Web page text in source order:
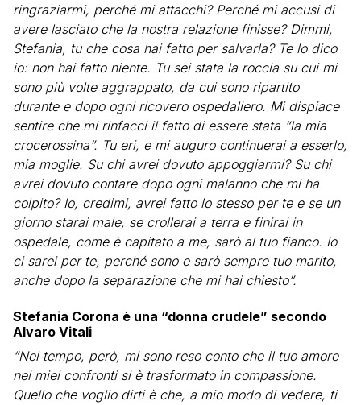
ringraziarmi, perché mi attacchi? Perché mi accusi di
avere lasciato che la nostra relazione finisse? Dimmi,
Stefania, tu che cosa hai fatto per salvarla? Te lo dico
io: non hai fatto niente. Tu sei stata la roccia su cui mi
sono più volte aggrappato, da cui sono ripartito
durante e dopo ogni ricovero ospedaliero. Mi dispiace
sentire che mi rinfacci il fatto di essere stata “la mia
crocerossina”. Tu eri, e mi auguro continuerai a esserlo,
mia moglie. Su chi avrei dovuto appoggiarmi? Su chi
avrei dovuto contare dopo ogni malanno che mi ha
colpito? Io, credimi, avrei fatto lo stesso per te e se un
giorno starai male, se crollerai a terra e finirai in
ospedale, come è capitato a me, sarò al tuo fianco. Io
ci sarei per te, perché sono e sarò sempre tuo marito,
anche dopo la separazione che mi hai chiesto”.
Stefania Corona è una “donna crudele” secondo
Alvaro Vitali
“Nel tempo, però, mi sono reso conto che il tuo amore
nei miei confronti si è trasformato in compassione.
Quello che voglio dirti è che, a mio modo di vedere, ti